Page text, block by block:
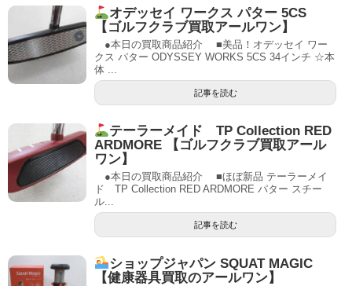
オデッセイ ワークス パター 5CS
【ゴルフクラブ買取アールワン】
●本日の買取商品紹介 ■美品！オデッセイ ワー
クス パター ODYSSEY WORKS 5CS 34インチ ☆本
体 ...
記事を読む
テーラーメイド TP Collection RED
ARDMORE 【ゴルフクラブ買取アール
ワン】
●本日の買取商品紹介 ■ほぼ新品 テーラーメイ
ド TP Collection RED ARDMORE パター スチー
ル...
記事を読む
ショップジャパン SQUAT MAGIC
【健康器具買取のアールワン】